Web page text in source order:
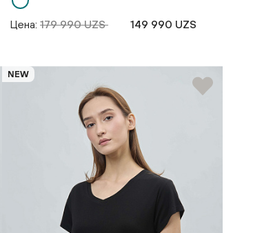
Цена: 179 990 UZS 149 990 UZS
NEW